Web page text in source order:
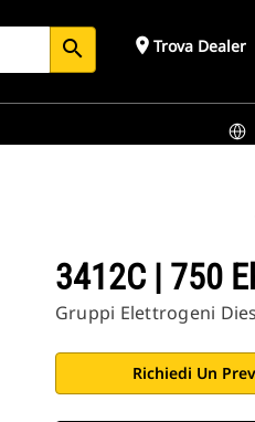
search place Trova Dealer
3412C | 750
Gruppi Elettrogeni
Richiedi Un